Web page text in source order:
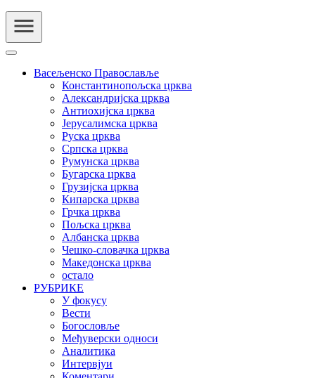
Васељенско Православље
Константинопољска црква
Александријска црква
Антиохијска црква
Јерусалимска црква
Руска црква
Српска црква
Румунска црква
Бугарска црква
Грузијска црква
Кипарска црква
Грчка црква
Пољска црква
Албанска црква
Чешко-словачка црква
Македонска црква
остало
РУБРИКЕ
У фокусу
Вести
Богословље
Међуверски односи
Аналитика
Интервјуи